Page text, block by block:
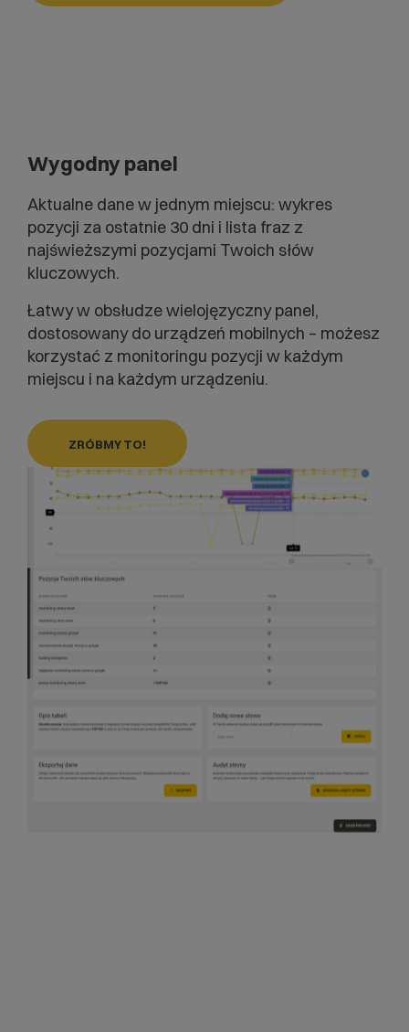
Wygodny panel
Aktualne dane w jednym miejscu: wykres
pozycji za ostatnie 30 dni i lista fraz z
najświeższymi pozycjami Twoich słów
kluczowych.
Łatwy w obsłudze wielojęzyczny panel,
dostosowany do urządzeń mobilnych – możesz
korzystać z monitoringu pozycji w każdym
miejscu i na każdym urządzeniu.
ZRÓBMY TO!